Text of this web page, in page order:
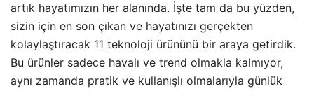
artık hayatımızın her alanında. İşte tam da bu yüzden,
sizin için en son çıkan ve hayatınızı gerçekten
kolaylaştıracak 11 teknoloji ürününü bir araya getirdik.
Bu ürünler sadece havalı ve trend olmakla kalmıyor,
aynı zamanda pratik ve kullanışlı olmalarıyla günlük